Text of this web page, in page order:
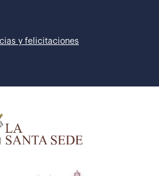
y felicitaciones